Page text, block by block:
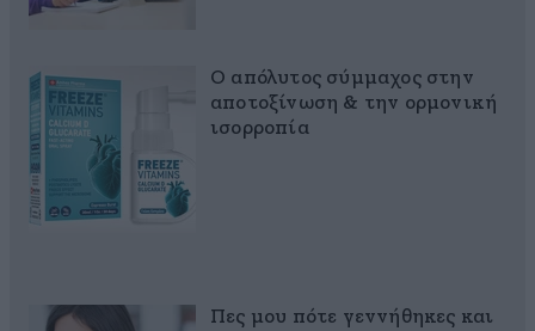
Ο απόλυτος σύμμαχος στην
αποτοξίνωση & την ορμονική
ισορροπία
Πες μου πότε γεννήθηκες και